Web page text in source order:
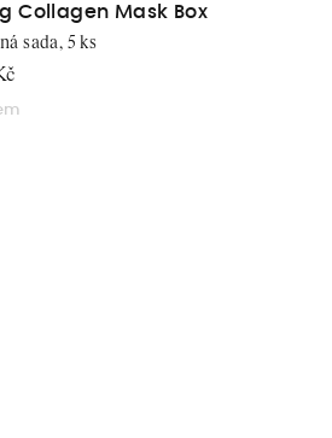
Collagen Mask Box
sada, 5 ks